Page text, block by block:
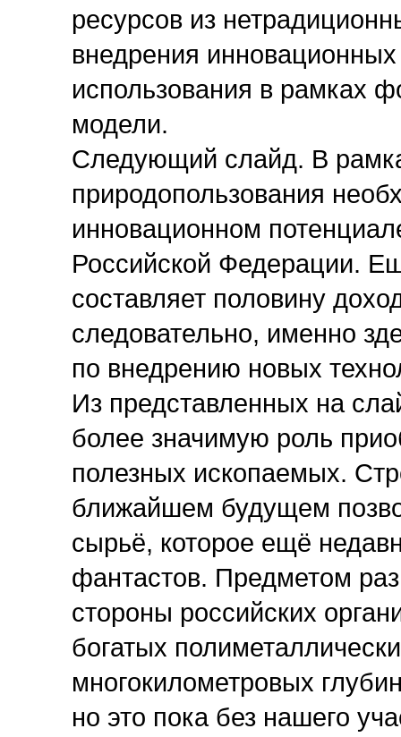
ресурсов из
внедрения
использования в рамках
модели.
Следующий слайд. В
природопользования
инновационном
Российской Федерации.
составляет половину
следовательно, именно
по внедрению новых
Из представленных на
более значимую роль
полезных ископаемых.
ближайшем будущем
сырьё, которое ещё
фантастов. Предметом
стороны российских
богатых
многокилометровых
но это пока без нашего